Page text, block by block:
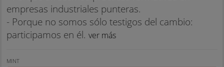
empresas industriales punteras.
- Porque no somos sólo testigos del cambio:
participamos en él. ver más
MINT